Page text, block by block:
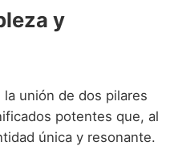
y
la unión de dos pilares
potentes que, al
única y resonante.